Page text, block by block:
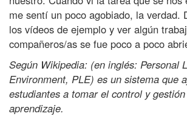
Á
l
v
a
r
e
z
me sentí un poco agobiado, la verdad.
los vídeos de ejemplo y ver algún
compañeros/as se fue poco a poco
Según Wikipedia: (en inglés: Personal
Environment, PLE) es un sistema que
estudiantes a tomar el control y
aprendizaje.